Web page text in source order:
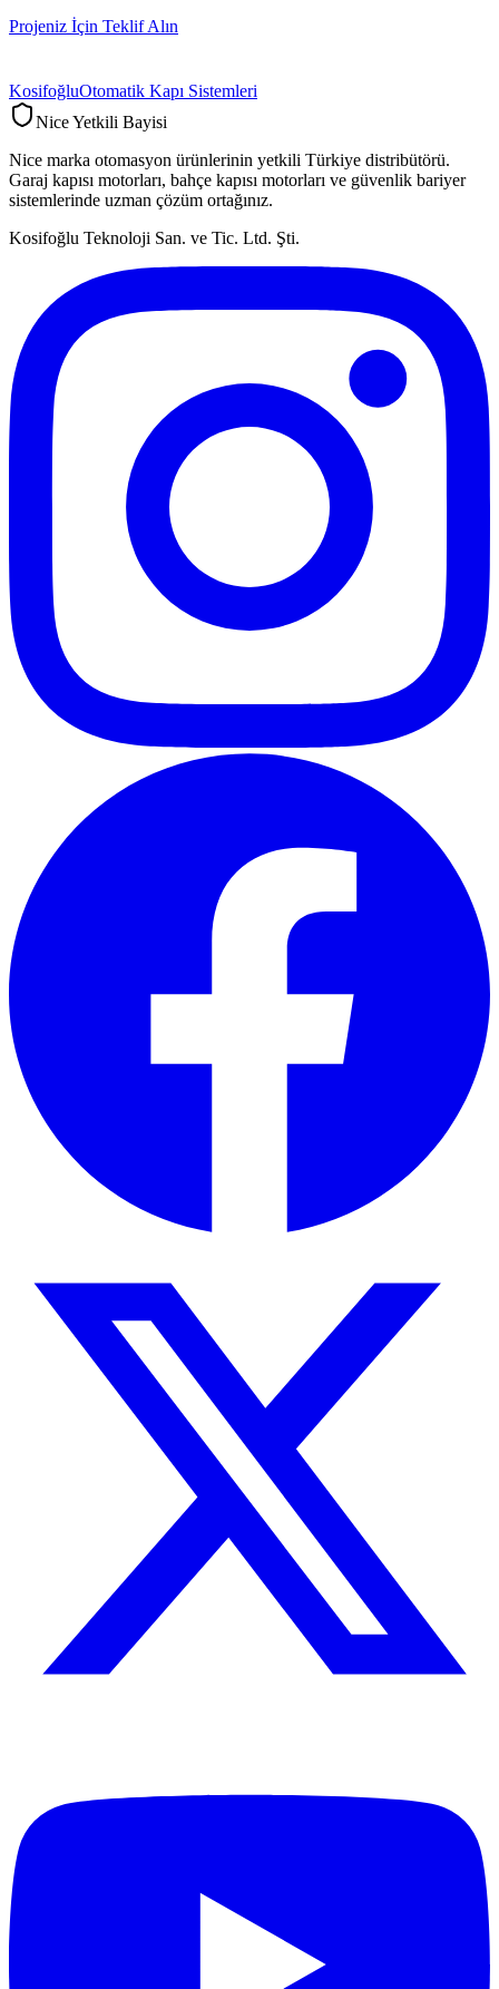
Projeniz İçin Teklif Alın
KosifoğluOtomatik Kapı Sistemleri
Nice Yetkili Bayisi
Nice marka otomasyon ürünlerinin yetkili Türkiye distribütörü.
Garaj kapısı motorları, bahçe kapısı motorları ve güvenlik bariyer
sistemlerinde uzman çözüm ortağınız.
Kosifoğlu Teknoloji San. ve Tic. Ltd. Şti.